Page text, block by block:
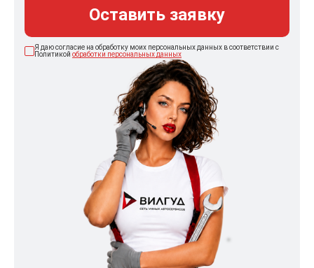
Оставить заявку
Я даю согласие на обработку моих персональных данных в соответствии с
Политикой обработки персональных данных